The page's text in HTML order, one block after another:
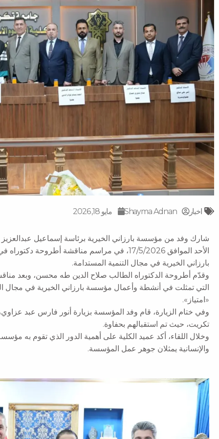
اخبار Shayma Adnan مايو 18, 2026
شارك وفد من مؤسسة بارزاني الخيرية برئاسة إسماعيل
الأحد الموافق 17/5/2026، في مراسم مناقشة
بارزاني الخيرية في مجال التنمية المستدامة.
وقدّم أطروحة الدكتوراه الطالب صلاح الدين طه محسن، وبعد
التي تمثلت في أنشطة وأعمال مؤسسة بارزاني الخيرية في مجال
«امتياز».
وفي ختام الزيارة، قام وفد المؤسسة بزيارة أنور فارس عبد
تكريت، حيث تم استقبالهم بحفاوة.
وخلال اللقاء، أكد عميد الكلية على أهمية الدور الذي تقوم به
والإنسانية يمثلان جوهر عمل المؤسسة.